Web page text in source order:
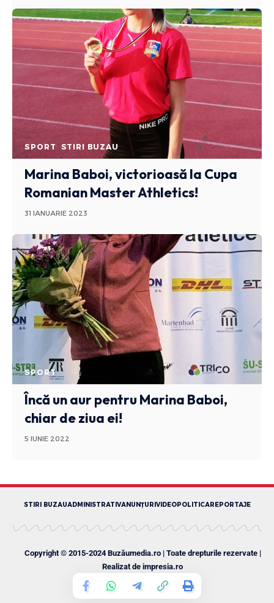
SPORT STIRI BUZAU
Marina Baboi, victorioasă la Cupa
Romanian Master Athletics!
31 IANUARIE 2023
SPORT
Încă un aur pentru Marina Baboi,
chiar de ziua ei!
5 IUNIE 2022
STIRI BUZAUADMINISTRATIVANUNȚURI VIDEOPOLITICAREPORTAJE
Copyright © 2015-2024 Buzăumedia.ro | Toate drepturile rezervate |
Realizat de impresia.ro